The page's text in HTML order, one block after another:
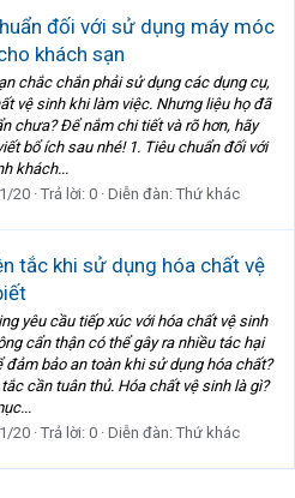
đối với sử dụng máy móc
khách sạn
chắc chắn phải sử dụng các dụng cụ,
vệ sinh khi làm việc. Nhưng liệu họ đã
chưa? Để nắm chi tiết và rõ hơn, hãy
bổ ích sau nhé! 1. Tiêu chuẩn đối với
khách...
20 Trả lời: 0 Diễn đàn: Thứ khác
tắc khi sử dụng hóa chất vệ
yêu cầu tiếp xúc với hóa chất vệ sinh
cẩn thận có thể gây ra nhiều tác hại
đảm bảo an toàn khi sử dụng hóa chất?
cần tuân thủ. Hóa chất vệ sinh là gì?
20 Trả lời: 0 Diễn đàn: Thứ khác